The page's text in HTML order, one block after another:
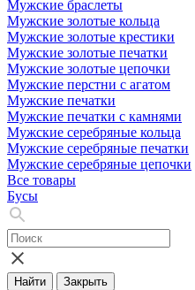
Мужские браслеты
Мужские золотые кольца
Мужские золотые крестики
Мужские золотые печатки
Мужские золотые цепочки
Мужские перстни с агатом
Мужские печатки
Мужские печатки с камнями
Мужские серебряные кольца
Мужские серебряные печатки
Мужские серебряные цепочки
Все товары
Бусы
Найти Закрыть